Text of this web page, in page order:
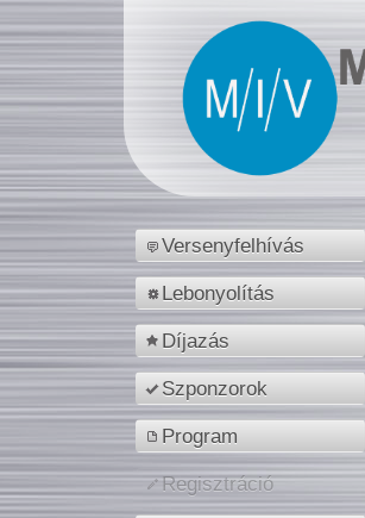
Versenyfelhívás
Lebonyolítás
Díjazás
Szponzorok
Program
Regisztráció